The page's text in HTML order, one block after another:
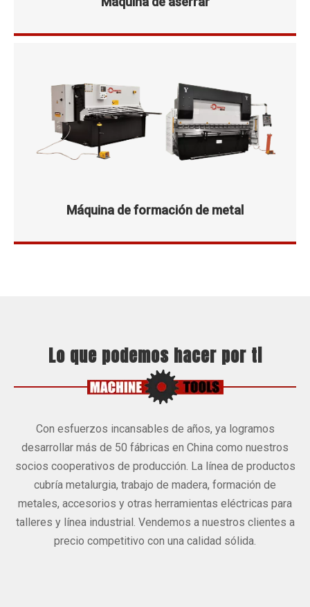
Máquina de formación de metal
Lo que podemos hacer por ti
Con esfuerzos incansables de años, ya logramos
desarrollar más de 50 fábricas en China como nuestros
socios cooperativos de producción. La línea de productos
cubría metalurgia, trabajo de madera, formación de
metales, accesorios y otras herramientas eléctricas para
talleres y línea industrial. Vendemos a nuestros clientes a
precio competitivo con una calidad sólida.